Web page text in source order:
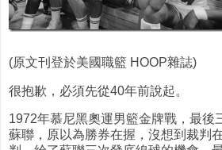
(原文刊登於美國職籃 HOOP雜誌)
很抱歉，必須先從40年前說起。
1972年慕尼黑奧運男籃金牌戰，最後
蘇聯，原以為勝券在握，沒想到裁判